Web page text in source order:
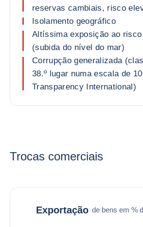
reservas cambiais, risco
Isolamento geográfico
Altíssima exposição ao
(subida do nível do mar)
Corrupção generalizada
38.º lugar numa escala de
Transparency International)
Trocas comerciais
Exportação de bens em %